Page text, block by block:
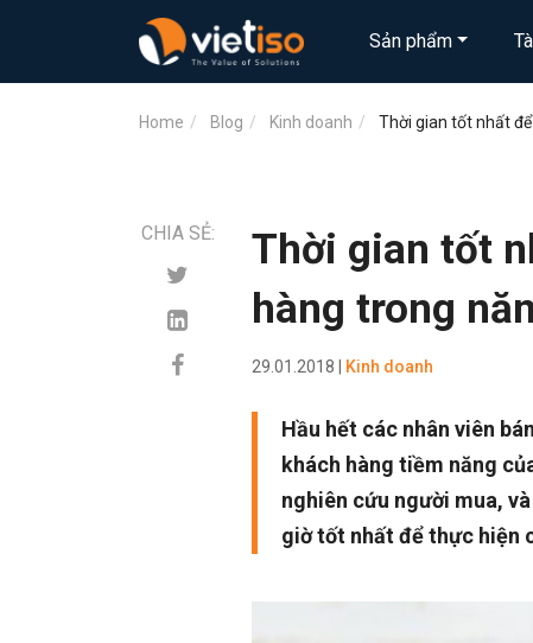
Sản phẩm
Home Blog Kinh doanh Thời gian tốt nhất
CHIA SẺ:
Thời gian tốt
hàng trong
29.01.2018 | Kinh doanh
Hầu hết các nhân viên
khách hàng tiềm năng
nghiên cứu người mua,
giờ tốt nhất để thực hiện